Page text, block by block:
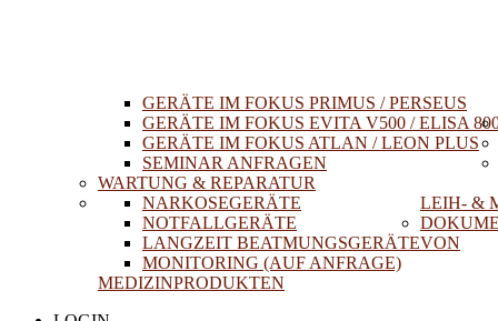
GERÄTE IM FOKUS PRIMUS / PERSEUS
GERÄTE IM FOKUS EVITA V500 / ELISA
GERÄTE IM FOKUS ATLAN / LEON PLUS
SEMINAR ANFRAGEN
WARTUNG & REPARATUR
LEIH- &
NARKOSEGERÄTE
NOTFALLGERÄTE
LANGZEIT BEATMUNGSGERÄTE
MONITORING (AUF ANFRAGE)
VON
MEDIZINPRODUKTEN